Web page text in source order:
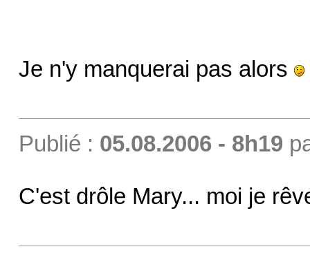
Je n'y manquerai pas alors
Publié : 05.08.2006 - 8h19
C'est drôle Mary... moi je